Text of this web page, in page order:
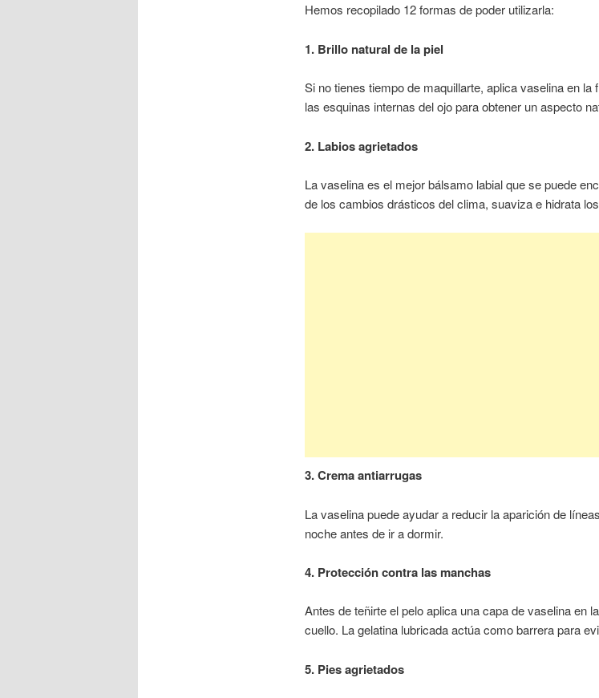
Hemos recopilado 12 formas de poder utilizarla:
1. Brillo natural de la piel
Si no tienes tiempo de maquillarte, aplica vaselina en
las esquinas internas del ojo para obtener un aspecto
2. Labios agrietados
La vaselina es el mejor bálsamo labial que se puede
de los cambios drásticos del clima, suaviza e hidrata
3. Crema antiarrugas
La vaselina puede ayudar a reducir la aparición de
noche antes de ir a dormir.
4. Protección contra las manchas
Antes de teñirte el pelo aplica una capa de vaselina en
cuello. La gelatina lubricada actúa como barrera para
5. Pies agrietados